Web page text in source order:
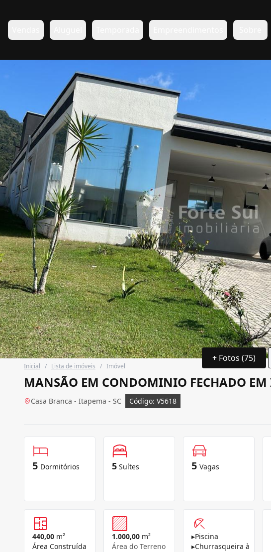
+ Fotos (75)
Inicial / Lista de imóveis / Imóvel
MANSÃO EM CONDOMINIO FECHADO EM
Casa Branca - Itapema - SC Código: V5618
5 Dormitórios 5 Suítes 5 Vagas
440,00 m²
Área Construída
1.000,00 m²
Área do Terreno
▸Piscina
▸Churrasqueira à